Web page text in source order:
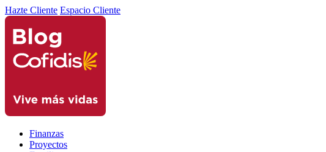
Hazte Cliente Espacio Cliente
Finanzas
Proyectos